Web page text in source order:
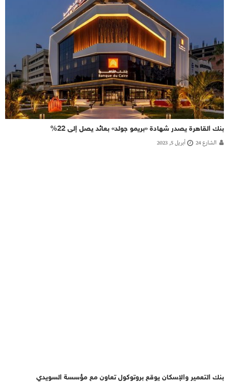
بنك القاهرة يصدر شهادة «بريمو جولد» بعائد يصل إلى 22%
الشارع 24 أبريل 5, 2023
بنك التعمير والإسكان يوقع بروتوكول تعاون مع مؤسسة السويدي